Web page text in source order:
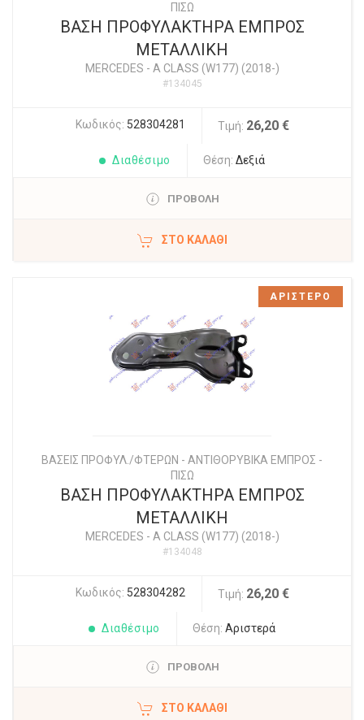
ΠΙΣΩ
ΒΑΣΗ ΠΡΟΦΥΛΑΚΤΗΡΑ ΕΜΠΡΟΣ
ΜΕΤΑΛΛΙΚΗ
MERCEDES - A CLASS (W177) (2018-)
#134045
Κωδικός: 528304281 Τιμή: 26,20 €
Διαθέσιμο Θέση: Δεξιά
ΠΡΟΒΟΛΗ
ΣΤΟ ΚΑΛΆΘΙ
ΒΑΣΕΙΣ ΠΡΟΦΥΛ./ΦΤΕΡΩΝ - ΑΝΤΙΘΟΡΥΒΙΚΑ ΕΜΠΡΟΣ -
ΠΙΣΩ
ΒΑΣΗ ΠΡΟΦΥΛΑΚΤΗΡΑ ΕΜΠΡΟΣ
ΜΕΤΑΛΛΙΚΗ
MERCEDES - A CLASS (W177) (2018-)
#134048
Κωδικός: 528304282 Τιμή: 26,20 €
Διαθέσιμο Θέση: Αριστερά
ΠΡΟΒΟΛΗ
ΣΤΟ ΚΑΛΆΘΙ
ΑΡΙΣΤΕΡΟ